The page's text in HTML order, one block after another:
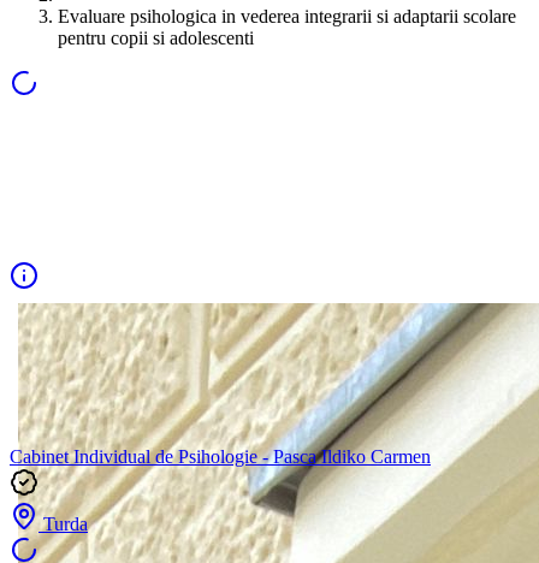
Evaluare psihologica in vederea integrarii si adaptarii scolare
pentru copii si adolescenti
Cabinet Individual de Psihologie - Pasca Ildiko Carmen
Turda